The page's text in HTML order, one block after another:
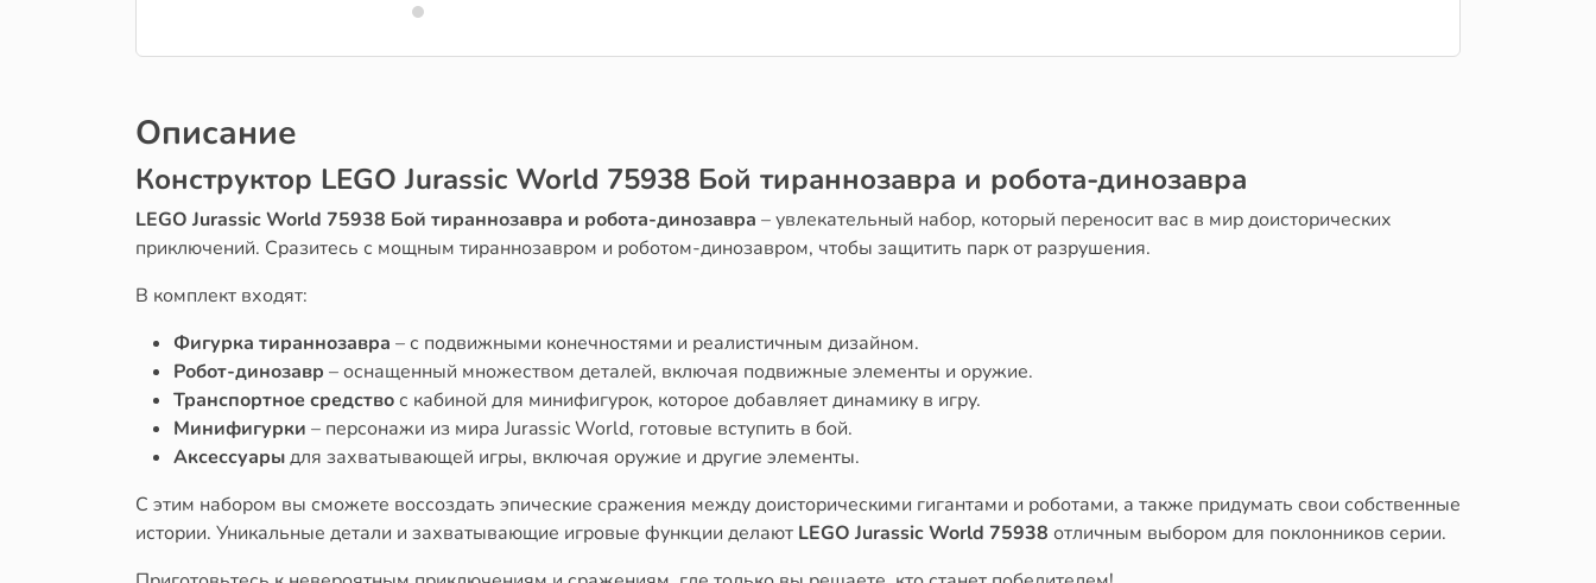
Описание
Конструктор LEGO Jurassic World 75938 Бой тираннозавра и робота-динозавра
LEGO Jurassic World 75938 Бой тираннозавра и робота-динозавра – увлекательный набор, который переносит вас в мир доисторических
приключений. Сразитесь с мощным тираннозавром и роботом-динозавром, чтобы защитить парк от разрушения.
В комплект входят:
Фигурка тираннозавра – с подвижными конечностями и реалистичным дизайном.
Робот-динозавр – оснащенный множеством деталей, включая подвижные элементы и оружие.
Транспортное средствос кабиной для минифигурок, которое добавляет динамику в игру.
Минифигурки – персонажи из мира Jurassic World, готовые вступить в бой.
Аксессуарыдля захватывающей игры, включая оружие и другие элементы.
С этим набором вы сможете воссоздать эпические сражения между доисторическими гигантами и роботами, а также придумать свои собственные
истории. Уникальные детали и захватывающие игровые функции делают LEGO Jurassic World 75938 отличным выбором для поклонников серии.